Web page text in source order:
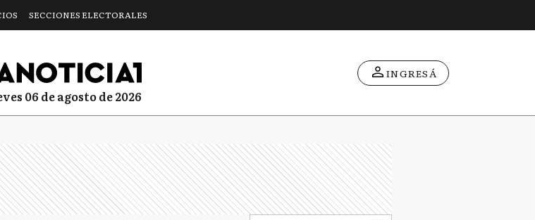
SECCIONES ELECTORALES
06 de agosto de 2026
INGRESÁ